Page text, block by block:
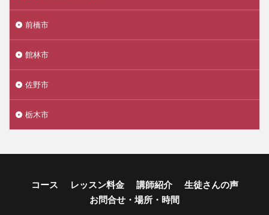
前橋市
館林市
佐野市
栃木市
コース レッスン料金 講師紹介
生徒さんの声
お問合せ・場所・時間